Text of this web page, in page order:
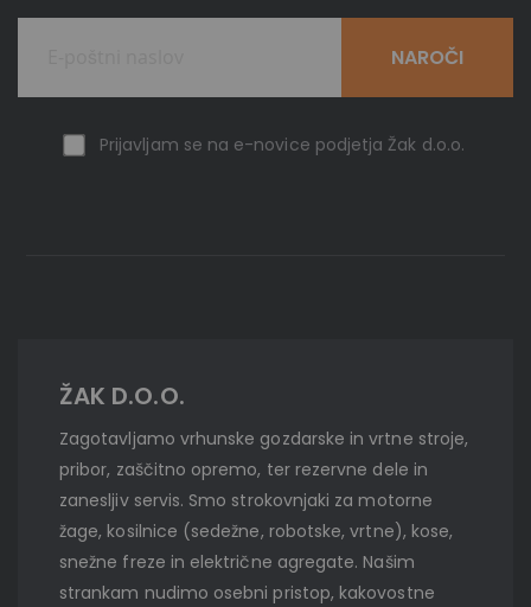
Prijavljam se na e-novice podjetja Žak d.o.o.
NAROČI
ŽAK D.O.O.
Zagotavljamo vrhunske gozdarske in vrtne stroje,
pribor, zaščitno opremo, ter rezervne dele in
zanesljiv servis. Smo strokovnjaki za motorne
žage, kosilnice (sedežne, robotske, vrtne), kose,
snežne freze in električne agregate. Našim
strankam nudimo osebni pristop, kakovostne